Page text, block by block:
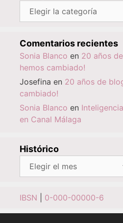
Categorías
Comentarios recientes
Sonia Blanco en 20 años
hemos cambiado!
Josefina en 20 años de
cambiado!
Sonia Blanco en
en Canal Málaga
Histórico
Histórico
IBSN 0-000-00000-6